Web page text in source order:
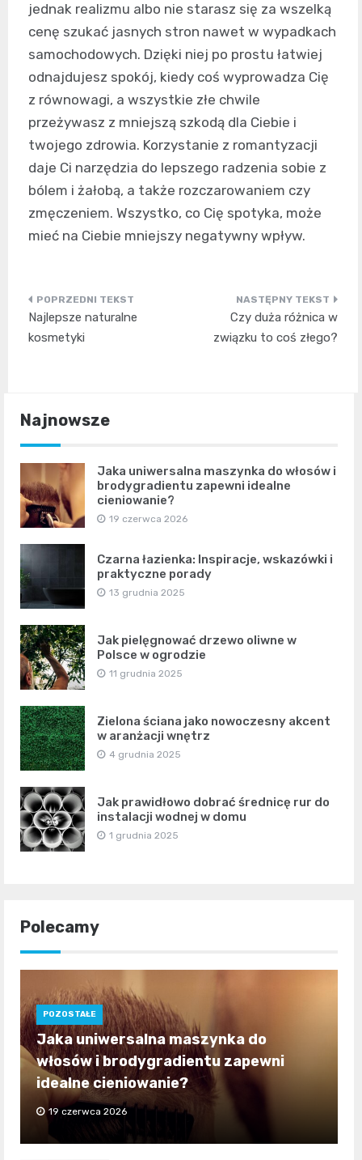
jednak realizmu albo nie starasz się za wszelką
cenę szukać jasnych stron nawet w wypadkach
samochodowych. Dzięki niej po prostu łatwiej
odnajdujesz spokój, kiedy coś wyprowadza Cię
z równowagi, a wszystkie złe chwile
przeżywasz z mniejszą szkodą dla Ciebie i
twojego zdrowia. Korzystanie z romantyzacji
daje Ci narzędzia do lepszego radzenia sobie z
bólem i żałobą, a także rozczarowaniem czy
zmęczeniem. Wszystko, co Cię spotyka, może
mieć na Ciebie mniejszy negatywny wpływ.
Nawigacja
wpisu
Najlepsze naturalne
kosmetyki
Czy duża różnica w
związku to coś złego?
Najnowsze
Jaka uniwersalna maszynka do włosów i
brodygradientu zapewni idealne
cieniowanie?
19 czerwca 2026
Czarna łazienka: Inspiracje, wskazówki i
praktyczne porady
13 grudnia 2025
Jak pielęgnować drzewo oliwne w
Polsce w ogrodzie
11 grudnia 2025
Zielona ściana jako nowoczesny akcent
w aranżacji wnętrz
4 grudnia 2025
Jak prawidłowo dobrać średnicę rur do
instalacji wodnej w domu
1 grudnia 2025
Polecamy
POZOSTAŁE
Jaka uniwersalna maszynka do
włosów i brodygradientu zapewni
idealne cieniowanie?
19 czerwca 2026